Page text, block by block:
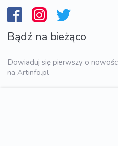
Bądź na bieżąco
Dowiaduj się pierwszy o
na Artinfo.pl